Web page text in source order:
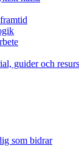
guider och
som bidrar